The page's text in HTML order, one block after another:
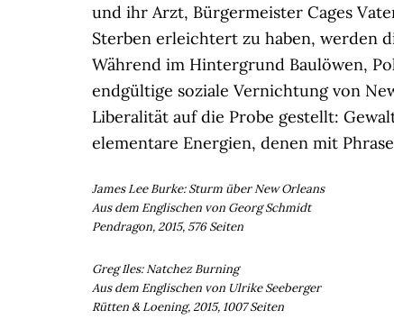
und ihr Arzt, Bürgermeister Cages
Sterben erleichtert zu haben, werden
Während im Hintergrund Baulöwen,
endgültige soziale Vernichtung von
Liberalität auf die Probe gestellt:
elementare Energien, denen mit
James Lee Burke: Sturm über New Orleans
Aus dem Englischen von Georg Schmidt
Pendragon, 2015, 576 Seiten
Greg Iles: Natchez Burning
Aus dem Englischen von Ulrike Seeberger
Rütten & Loening, 2015, 1007 Seiten